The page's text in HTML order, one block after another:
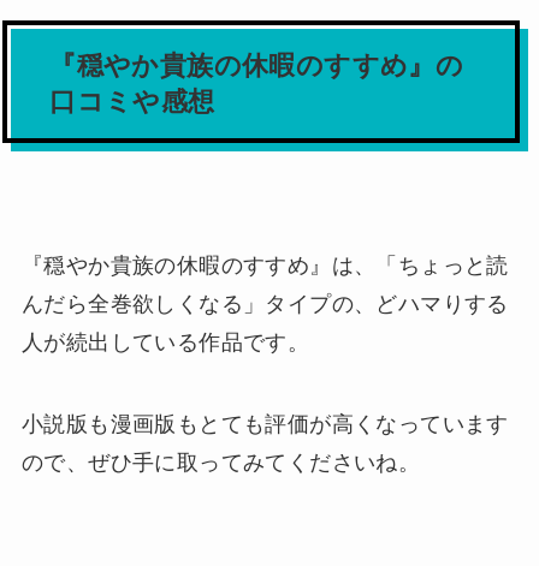
『穏やか貴族の休暇のすすめ』の
口コミや感想
『穏やか貴族の休暇のすすめ』は、「ちょっと読
んだら全巻欲しくなる」タイプの、どハマりする
人が続出している作品です。
小説版も漫画版もとても評価が高くなっています
ので、ぜひ手に取ってみてくださいね。